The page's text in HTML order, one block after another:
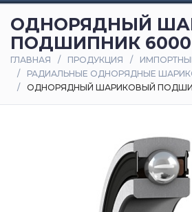
и
статьи
Оплата
доставка
ОДНОРЯДНЫЙ
ПОДШИПНИК 6000
ГЛАВНАЯ ПРОДУКЦИЯ
РАДИАЛЬНЫЕ ОДНОРЯДНЫЕ
ОДНОРЯДНЫЙ ШАРИКОВЫЙ